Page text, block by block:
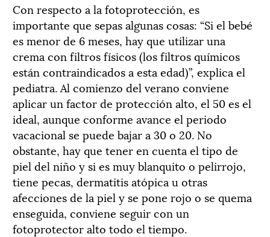
Con respecto a la fotoprotección, es
importante que sepas algunas cosas: “Si el bebé
es menor de 6 meses, hay que utilizar una
crema con filtros físicos (los filtros químicos
están contraindicados a esta edad)”, explica el
pediatra. Al comienzo del verano conviene
aplicar un factor de protección alto, el 50 es el
ideal, aunque conforme avance el periodo
vacacional se puede bajar a 30 o 20. No
obstante, hay que tener en cuenta el tipo de
piel del niño y si es muy blanquito o pelirrojo,
tiene pecas, dermatitis atópica u otras
afecciones de la piel y se pone rojo o se quema
enseguida, conviene seguir con un
fotoprotector alto todo el tiempo.